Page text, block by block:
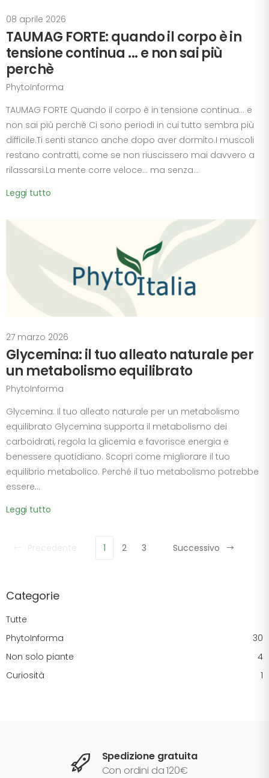
08 aprile 2026
TAUMAG FORTE: quando il corpo è in
tensione continua ... e non sai più
perchè
PhytoInforma
TAUMAG FORTE Quando il corpo è in tensione continua… e
non sai più perché Ci sono periodi in cui tutto sembra più
difficile.Ti senti stanco anche dopo aver dormito.I muscoli
restano contratti, come se non riuscissero mai davvero a
rilassarsi.La mente corre veloce… ma senza...
Leggi tutto
27 marzo 2026
Glycemina: il tuo alleato naturale per
un metabolismo equilibrato
PhytoInforma
Glycemina: Il tuo alleato naturale per un metabolismo
equilibrato Glycemina supporta il metabolismo dei
carboidrati, regola la glicemia e favorisce energia e
benessere quotidiano. Scopri come migliorare il tuo
equilibrio metabolico. Perché il tuo metabolismo potrebbe
essere...
Leggi tutto
1 2 3 Successivo
Categorie
Tutte
PhytoInforma
30
Non solo piante
4
Curiosità
1
Spedizione gratuita
Con ordini da 120€